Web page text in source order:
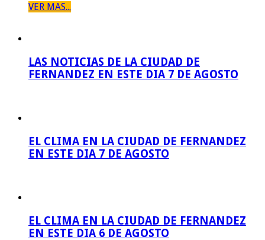
VER MAS...
LAS NOTICIAS DE LA CIUDAD DE
FERNANDEZ EN ESTE DIA 7 DE AGOSTO
EL CLIMA EN LA CIUDAD DE FERNANDEZ
EN ESTE DIA 7 DE AGOSTO
EL CLIMA EN LA CIUDAD DE FERNANDEZ
EN ESTE DIA 6 DE AGOSTO